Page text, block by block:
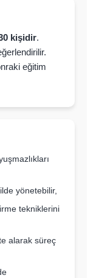
kişidir.
eğitim
yönetebilir,
tekniklerini
alarak süreç